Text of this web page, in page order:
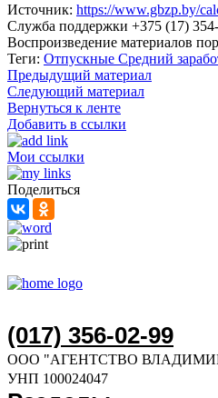
Источник: https://www.gbzp.by/
Служба поддержки +375 (17)
Воспроизведение материалов
Теги: Отпускные Средний
Предыдущий материал
Следующий материал
Вернуться к ленте
Добавить в ссылки
Мои ссылки
Поделиться
(017) 356-02-99
ООО "АГЕНТСТВО
УНП 100024047